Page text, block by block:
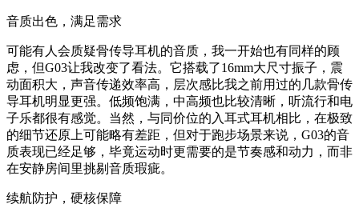
音质出色，满足需求
可能有人会质疑骨传导耳机的音质，我一开始也有同样的顾
虑，但G03让我改变了看法。它搭载了16mm大尺寸振子，震
动面积大，声音传递效率高，层次感比我之前用过的几款骨传
导耳机明显更强。低频饱满，中高频也比较清晰，听流行和电
子乐都很有感觉。当然，与同价位的入耳式耳机相比，在极致
的细节还原上可能略有差距，但对于跑步场景来说，G03的音
质表现已经足够，毕竟运动时更需要的是节奏感和动力，而非
在安静房间里挑剔音质瑕疵。
续航防护，硬核保障